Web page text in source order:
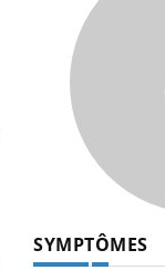
SYMPTÔMES